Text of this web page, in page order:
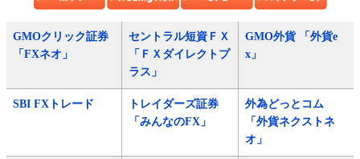
GMOクリック証券
「FXネオ」
セントラル短資ＦＸ
「ＦＸダイレクトプ
ラス」
GMO外貨 「外貨e
x」
SBI FXトレード
トレイダーズ証券
「みんなのFX」
外為どっとコム
「外貨ネクストネ
オ」